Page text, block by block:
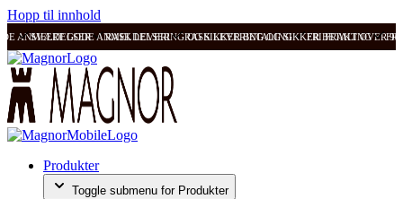
Hopp til innhold
ANMELDELSER RASK LEVERING OG SIKKER BETALING FRI FRAKT OVER
SVÆRT GODE ANMELDELSER RASK LEVERING OG SIKKER BETALING
Produkter
Toggle submenu for Produkter